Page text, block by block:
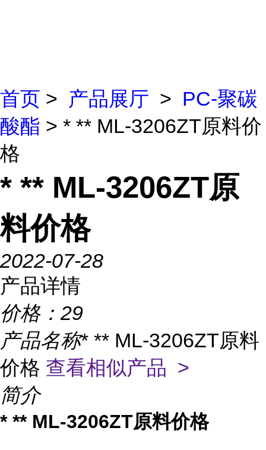
首页 > 产品展厅 > PC-聚碳
酸酯 > * ** ML-3206ZT原料价
格
* ** ML-3206ZT原
料价格
2022-07-28
产品详情
价格： 29
产品名称* ** ML-3206ZT原料
价格 查看相似产品 >
简介
* ** ML-3206ZT原料价格